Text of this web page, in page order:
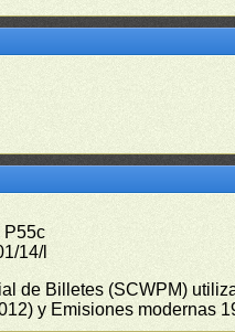
P55c
14/l
de Billetes (SCWPM)
y Emisiones modernas